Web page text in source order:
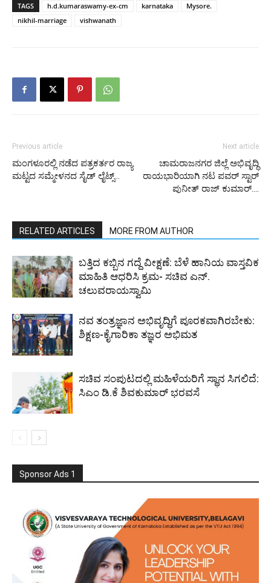
TAGS h.d.kumaraswamy-ex-cm karnataka
Mysore.
nikhil-marriage
vishwanath
Previous article
ಮಂಗಳೂರಲ್ಲಿ ನಡೆದ ಪತ್ರಕರ್ತರ ರಾಜ್ಯ
ಮಟ್ಟದ ಸಮ್ಮೇಳನದ ಸೈಡ್ ಲೈಟ್ಸ್…
Next article
ಚಾಮರಾಜನಗರ ಜಿಲ್ಲೆ ಅಭಿವೃದ್ಧಿ
ರಾಯಭಾರಿಯಾಗಿ ನಟ ಪವರ್ ಸ್ಟಾರ್
ಪುನೀತ್ ರಾಜ್ ಕುಮಾರ್….
RELATED ARTICLES MORE FROM AUTHOR
ಬತ್ತಿದ ಕಬ್ಬಿನ ಗದ್ದೆ ವೀಕ್ಷಣೆ: ಬೆಳೆ ಹಾನಿಯ ವಾಸ್ತವಿಕ
ಮಾಹಿತಿ ಆಧರಿಸಿ ಕ್ರಮ- ಸಚಿವ ಎನ್.
ಚಲುವರಾಯಸ್ವಾಮಿ
ನವ ತಂತ್ರಜ್ಞಾನ ಅಭಿವೃದ್ಧಿಗೆ ಪೂರಕವಾಗಿರಬೇಕು:
ಶಿಕ್ಷಣ-ಕೈಗಾರಿಕಾ ತಜ್ಞರ ಅಭಿಮತ
ಸಚಿವ ಸಂಪುಟದಲ್ಲಿ ಮಹಿಳೆಯರಿಗೆ ಸ್ಥಾನ ಸಿಗಲಿದೆ:
ಸಿಎಂ ಡಿ.ಕೆ ಶಿವಕುಮಾರ್ ಭರವಸೆ
Sponsor Ads 1